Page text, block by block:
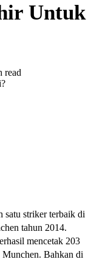
Untuk
read
satu striker terbaik di
tahun 2014.
mencetak 203
Munchen. Bahkan di